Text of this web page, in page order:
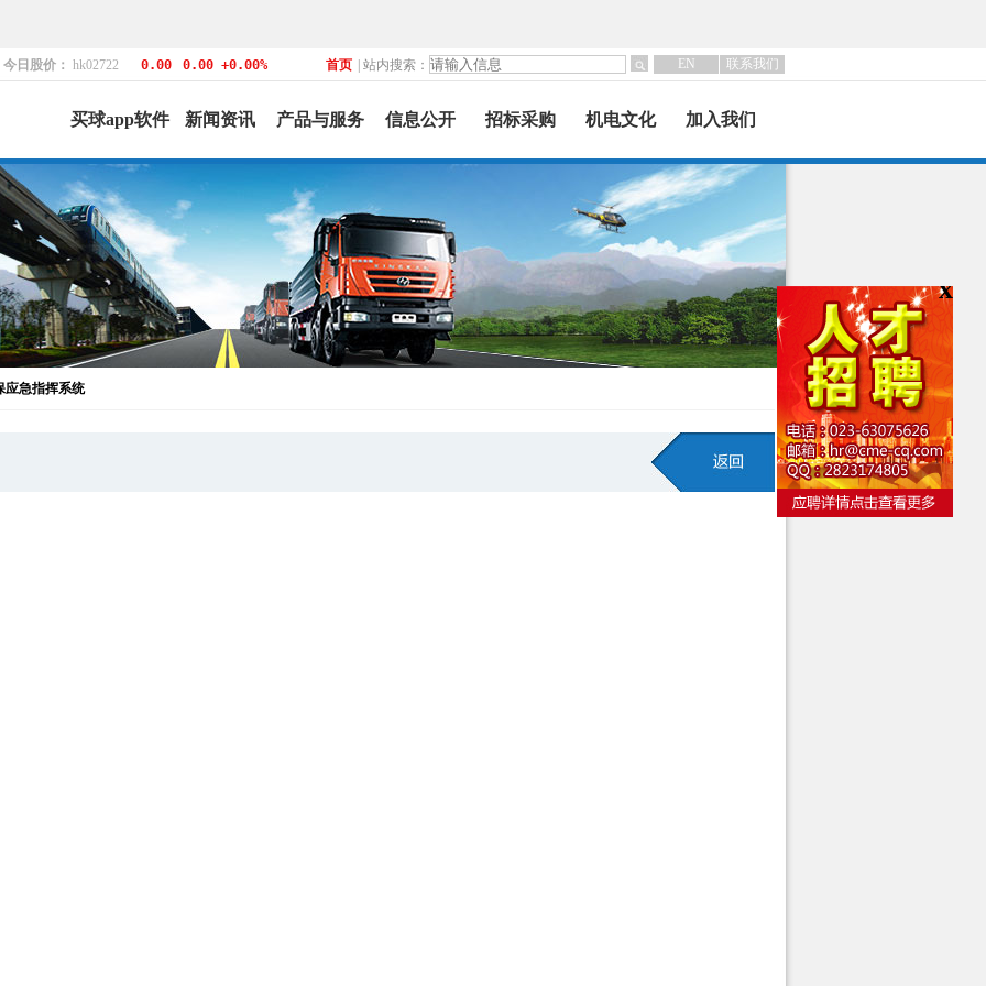
今日股价： hk02722 0.00 0.00 +0.00% 联系我们
EN
| 站内搜索：
首页
买球app软件 新闻资讯 产品与服务 信息公开 招标采购 机电文化 加入我们
急指挥系统
x